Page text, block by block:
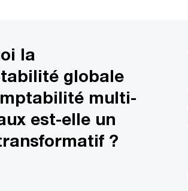
la
globale
multi-
est-elle un
?